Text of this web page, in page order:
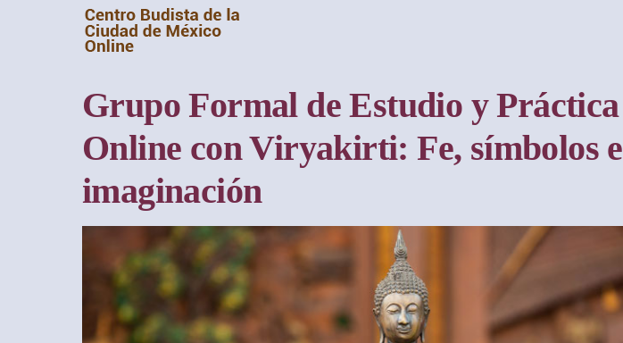
Grupo Formal de Estudio y Práctica
Online con Viryakirti: Fe, símbolos e
imaginación